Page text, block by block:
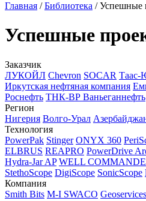
Главная /Библиотека /Успешные
Успешные
Заказчик
ЛУКОЙЛ Chevron SOCAR Таас-
Иркутская нефтяная компания
Роснефть ТНК-ВР Ваньеганнефть
Регион
Нигерия Волго-Урал
Технология
PowerPak Stinger ONYX 360
ELBRUS REAPRO PowerDrive
Hydra-Jar AP WELL
StethoScope DigiScope SonicScope
Компания
Smith Bits M-I SWACO Geoservices